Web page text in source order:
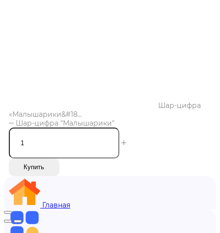
Шар-цифра
«Малышарики&#18...
Шар-цифра "Малышарики"
Купить
Главная